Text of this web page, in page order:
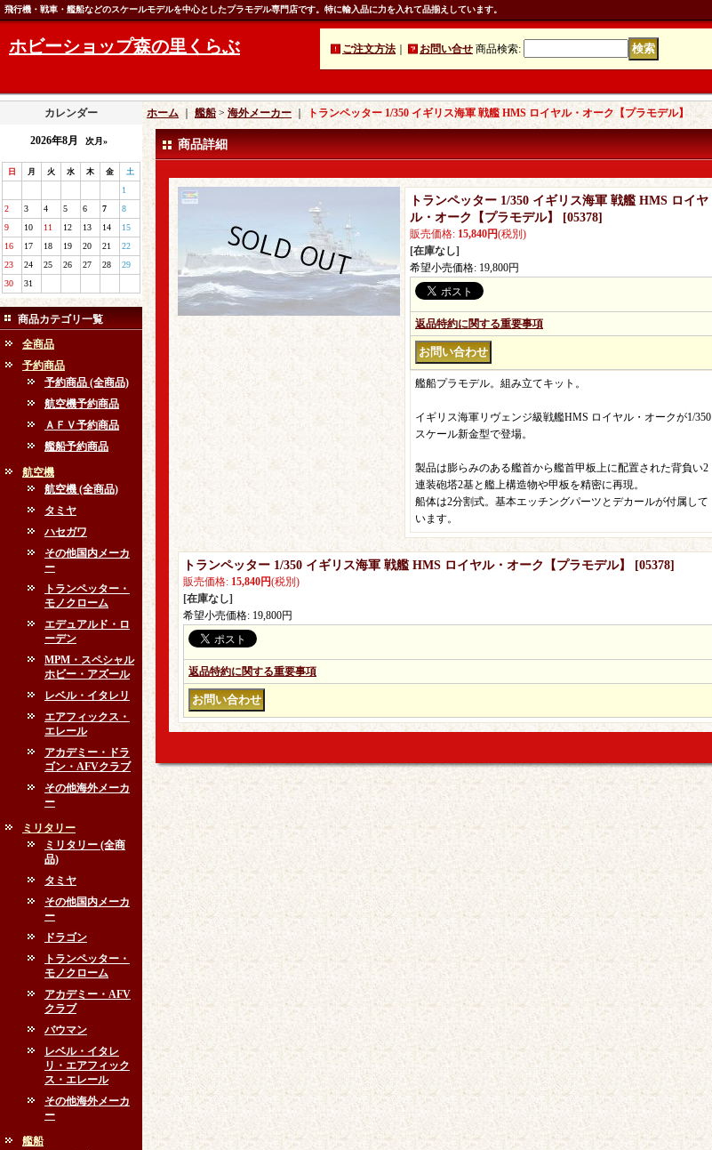
飛行機・戦車・艦船などのスケールモデルを中心としたプラモデル専門店です。特に輸入品に力を入れて品揃えしています。
ホビーショップ森の里くらぶ ご注文方法 お問い合せ 商品検索:
カレンダー
2026年8月 次月»
日 月 火 水 木 金 土
1
2
3 4 5 6 7
8
9
10 11 12 13 14
15
16
17 18 19 20 21
22
23
24 25 26 27 28
29
30
31
商品カテゴリ一覧
全商品
予約商品
予約商品 (全商品)
航空機予約商品
ＡＦＶ予約商品
艦船予約商品
航空機
航空機 (全商品)
タミヤ
ハセガワ
その他国内メーカ
ー
トランペッター・
モノクローム
エデュアルド・ロ
ーデン
MPM・スペシャル
ホビー・アズール
レベル・イタレリ
エアフィックス・
エレール
アカデミー・ドラ
ゴン・AFVクラブ
その他海外メーカ
ー
ミリタリー
ミリタリー (全商
品)
タミヤ
その他国内メーカ
ー
ドラゴン
トランペッター・
モノクローム
アカデミー・AFV
クラブ
バウマン
レベル・イタレ
リ・エアフィック
ス・エレール
その他海外メーカ
ー
艦船
ホーム 艦船> 海外メーカー ｜ トランペッター 1/350 イギリス海軍 戦艦 HMS ロイヤル・オーク【プラモデル】
商品詳細
トランペッター 1/350 イギリス海軍 戦艦 HMS ロイヤ
ル・オーク【プラモデル】
[05378]
販売価格: 15,840円(税別)
[在庫なし]
希望小売価格: 19,800円
返品特約に関する重要事項
艦船プラモデル。組み立てキット。
イギリス海軍リヴェンジ級戦艦HMS ロイヤル・オークが1/350
スケール新金型で登場。
製品は膨らみのある艦首から艦首甲板上に配置された背負い2
連装砲塔2基と艦上構造物や甲板を精密に再現。
船体は2分割式。基本エッチングパーツとデカールが付属して
います。
トランペッター 1/350 イギリス海軍 戦艦 HMS ロイヤル・オーク【プラモデル】 [05378]
販売価格: 15,840円(税別)
[在庫なし]
希望小売価格: 19,800円
返品特約に関する重要事項